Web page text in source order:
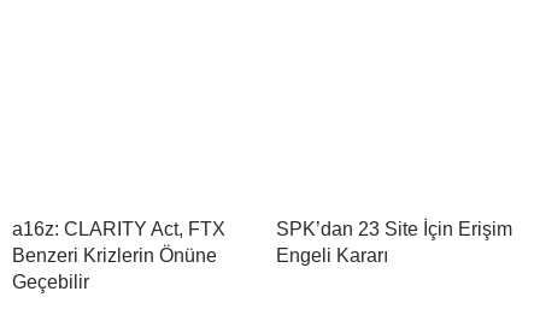
a16z: CLARITY Act, FTX
Benzeri Krizlerin Önüne
Geçebilir
SPK’dan 23 Site İçin Erişim
Engeli Kararı